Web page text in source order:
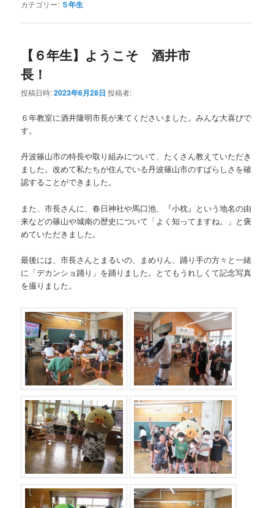
カテゴリー: ５年生
【６年生】ようこそ 酒井市
長！
投稿日時:2023年6月28日 投稿者:
６年教室に酒井隆明市長が来てくださいました。みんな大喜びで
す。
丹波篠山市の特長や取り組みについて、たくさん教えていただき
ました。改めて私たちが住んでいる丹波篠山市のすばらしさを確
認することができました。
また、市長さんに、春日神社や馬口池、『小枕』という地名の由
来などの篠山や城南の歴史について「よく知ってますね。」と褒
めていただきました。
最後には、市長さんとまるいの、まめりん、踊り手の方々と一緒
に「デカンショ踊り」を踊りました。とてもうれしくて記念写真
を撮りました。